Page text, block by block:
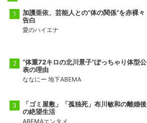
加護亜依、芸能人との“体の関係”を赤裸々
告白
愛のハイエナ
“体重72キロの北川景子”ぽっちゃり体型公
表の理由
ななにー 地下ABEMA
「ゴミ屋敷」「孤独死」布川敏和の離婚後
の絶望生活
ABEMAエンタメ